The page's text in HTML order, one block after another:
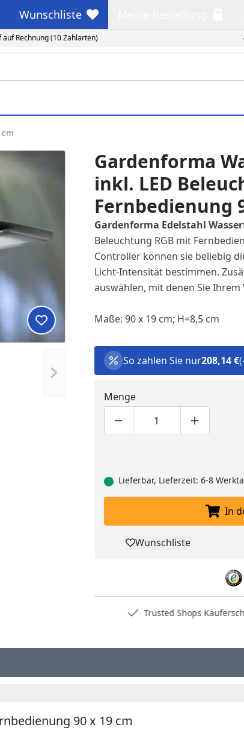
auf Rechnung (10 Zahlarten)
Wunschliste
Wunschliste
Nächstes Bild anzeigen
Produkt zur Wunschliste hinzufügen
Gardenforma
inkl. LED
Fernbedienung
Gardenforma Edelstahl
Beleuchtung RGB mit
Controller können sie beliebig
Licht-Intensität bestimmen.
auswählen, mit denen Sie
Maße: 90 x 19 cm; H=8,5 cm
So zahlen Sie nur208,14 €
Menge
Produktmenge um eins
Produktmenge
Lieferbar, Lieferzeit: 6-8
In
Produkt zur
Wunschliste
Trusted Shops Käuferschutz
90 x 19 cm